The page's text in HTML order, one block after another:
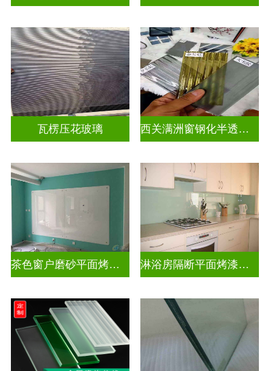
瓦楞压花玻璃 西关满洲窗钢化半透明压花玻璃
茶色窗户磨砂平面烤漆玻璃 淋浴房隔断平面烤漆玻璃